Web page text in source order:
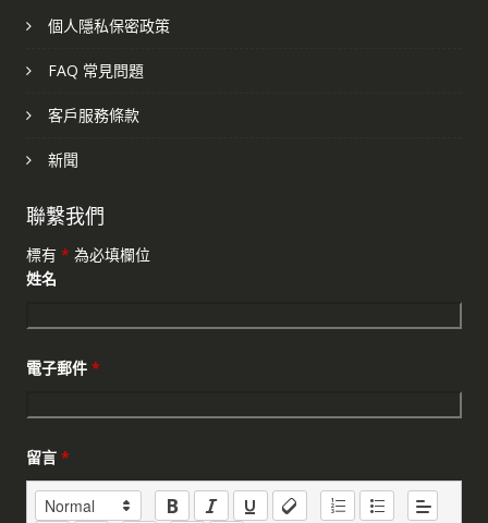
個人隱私保密政策
FAQ 常見問題
客戶服務條款
新聞
聯繫我們
標有 * 為必填欄位
姓名
電子郵件 *
留言 *